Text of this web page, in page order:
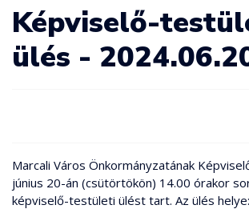
Képviselő-
ülés -
Marcali Város Önkormányzatának
június 20-án (csütörtökön) 14.00 órakor
képviselő-testületi ülést tart. Az ülés